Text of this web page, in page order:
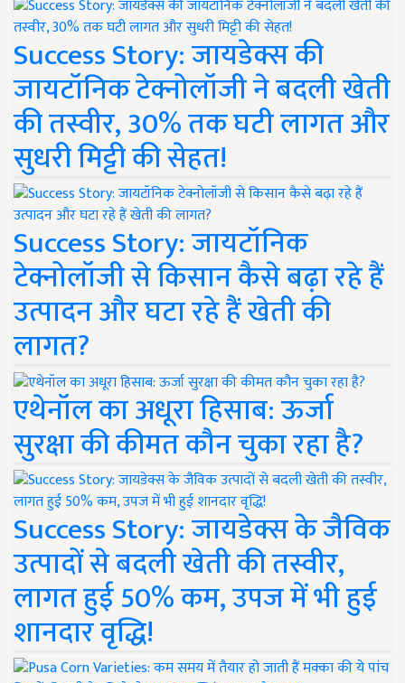
Success Story: जायडेक्स की
जायटॉनिक टेक्नोलॉजी ने बदली खेती
की तस्वीर, 30% तक घटी लागत और
सुधरी मिट्टी की सेहत!
Success Story: जायटॉनिक
टेक्नोलॉजी से किसान कैसे बढ़ा रहे हैं
उत्पादन और घटा रहे हैं खेती की
लागत?
एथेनॉल का अधूरा हिसाब: ऊर्जा
सुरक्षा की कीमत कौन चुका रहा है?
Success Story: जायडेक्स के जैविक
उत्पादों से बदली खेती की तस्वीर,
लागत हुई 50% कम, उपज में भी हुई
शानदार वृद्धि!